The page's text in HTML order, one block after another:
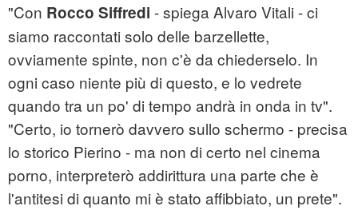
"Con Rocco Siffredi - spiega Alvaro Vitali - ci
siamo raccontati solo delle barzellette,
ovviamente spinte, non c'è da chiederselo. In
ogni caso niente più di questo, e lo vedrete
quando tra un po' di tempo andrà in onda in tv".
"Certo, io tornerò davvero sullo schermo - precisa
lo storico Pierino - ma non di certo nel cinema
porno, interpreterò addirittura una parte che è
l'antitesi di quanto mi è stato affibbiato, un prete".